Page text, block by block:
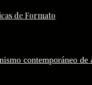
de Formato